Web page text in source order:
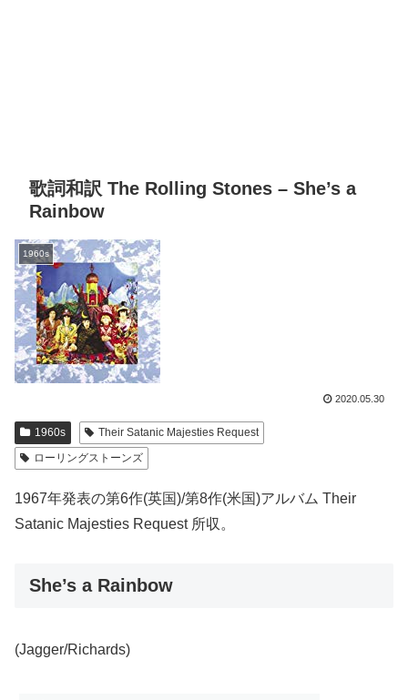
歌詞和訳 The Rolling Stones – She’s a
Rainbow
1960s
2020.05.30
1960s
Their Satanic Majesties Request
ローリングストーンズ
1967年発表の第6作(英国)/第8作(米国)アルバム Their
Satanic Majesties Request 所収。
She’s a Rainbow
(Jagger/Richards)